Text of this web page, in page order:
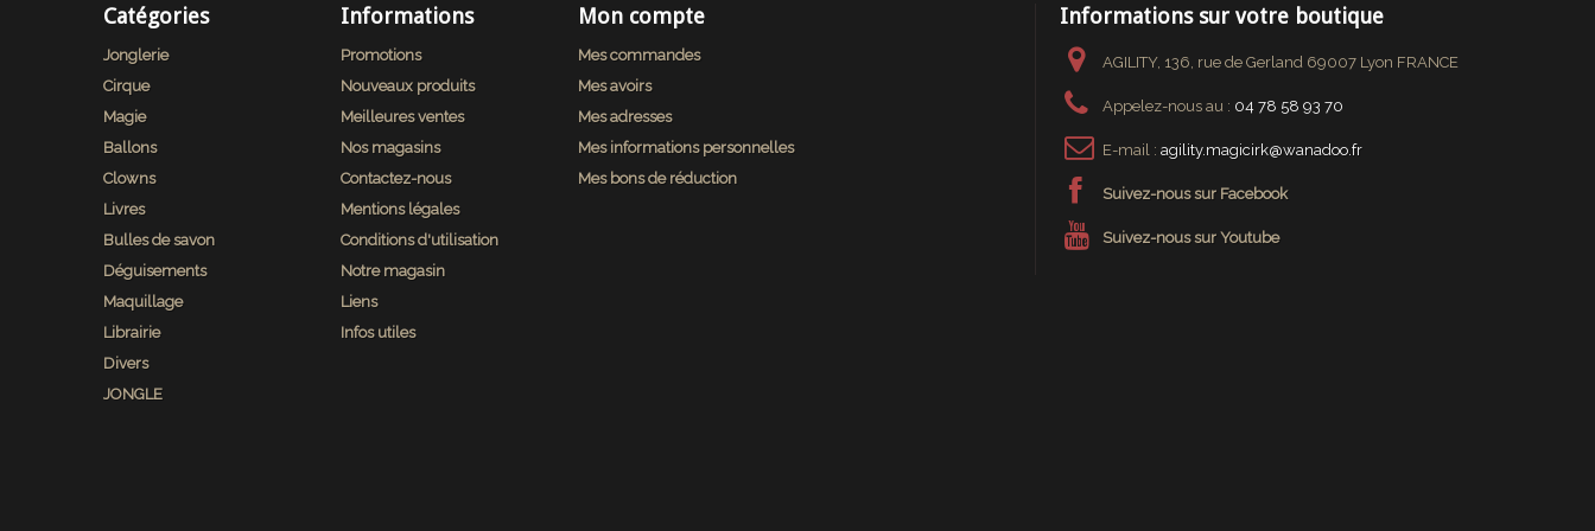
Catégories
Jonglerie
Cirque
Magie
Ballons
Clowns
Livres
Bulles de savon
Déguisements
Maquillage
Librairie
Divers
JONGLE
Informations
Promotions
Nouveaux produits
Meilleures ventes
Nos magasins
Contactez-nous
Mentions légales
Conditions d'utilisation
Notre magasin
Liens
Infos utiles
Mon compte
Mes commandes
Mes avoirs
Mes adresses
Mes informations personnelles
Mes bons de réduction
Informations sur votre boutique
AGILITY, 136, rue de Gerland 69007 Lyon FRANCE
Appelez-nous au : 04 78 58 93 70
E-mail : agility.magicirk@wanadoo.fr
Suivez-nous sur Facebook
Suivez-nous sur Youtube